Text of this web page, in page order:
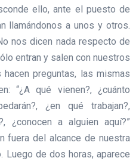
ello, ante el puesto de
llamándonos a unos y otros.
nos dicen nada respecto de
entran y salen con nuestros
preguntas, las mismas
“¿A qué vienen?, ¿cuánto
¿en qué trabajan?,
¿conocen a alguien aquí?”
fuera del alcance de nuestra
Luego de dos horas, aparece